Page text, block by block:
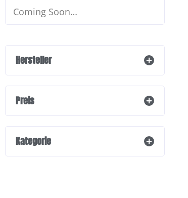
Coming Soon…
Hersteller
Preis
Kategorie